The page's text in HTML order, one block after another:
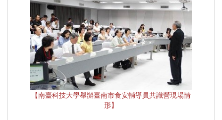
【南臺科技大學舉辦臺南市食安輔導員共識營現場情
形】